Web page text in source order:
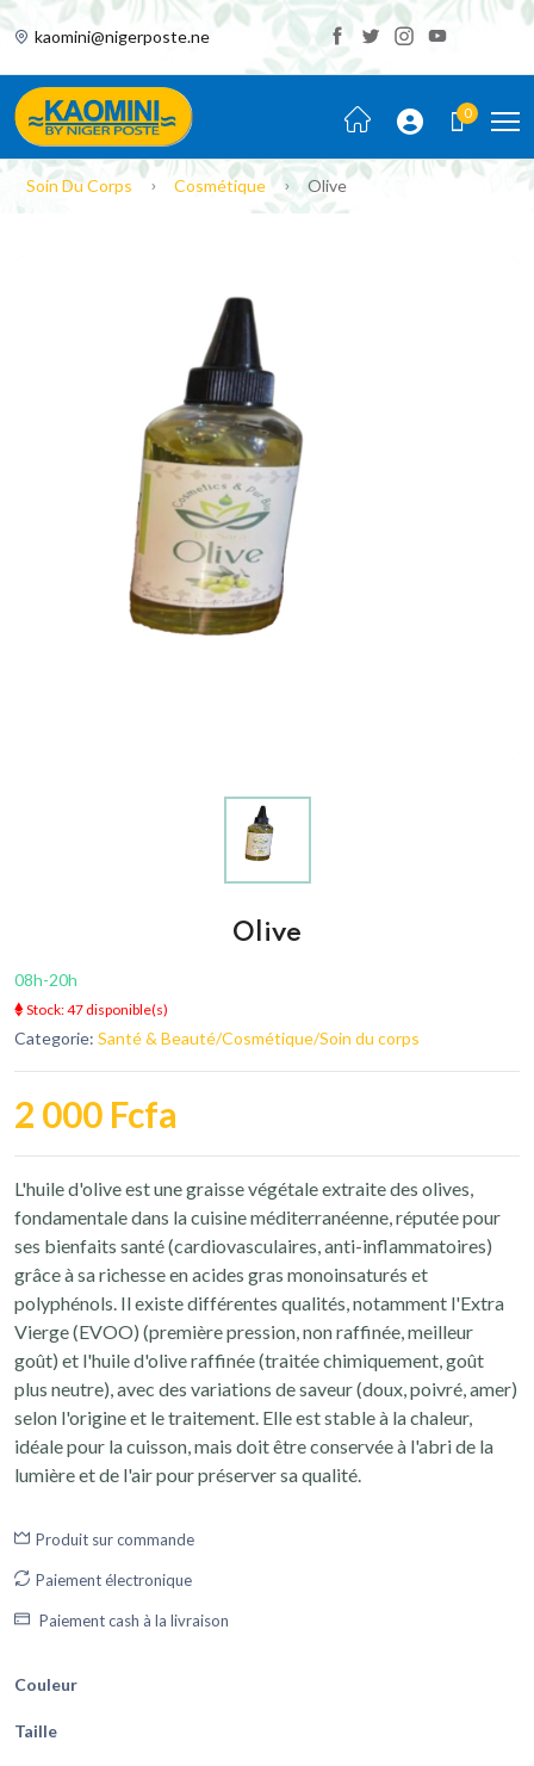
kaomini@nigerposte.ne
0
Soin Du Corps Cosmétique Olive
Olive
08h-20h
Stock: 47 disponible(s)
Categorie: Santé & Beauté/Cosmétique/Soin du corps
2 000 Fcfa
L'huile d'olive est une graisse végétale extraite des olives,
fondamentale dans la cuisine méditerranéenne, réputée pour
ses bienfaits santé (cardiovasculaires, anti-inflammatoires)
grâce à sa richesse en acides gras monoinsaturés et
polyphénols. Il existe différentes qualités, notamment l'Extra
Vierge (EVOO) (première pression, non raffinée, meilleur
goût) et l'huile d'olive raffinée (traitée chimiquement, goût
plus neutre), avec des variations de saveur (doux, poivré, amer)
selon l'origine et le traitement. Elle est stable à la chaleur,
idéale pour la cuisson, mais doit être conservée à l'abri de la
lumière et de l'air pour préserver sa qualité.
Produit sur commande
Paiement électronique
Paiement cash à la livraison
Couleur
Taille